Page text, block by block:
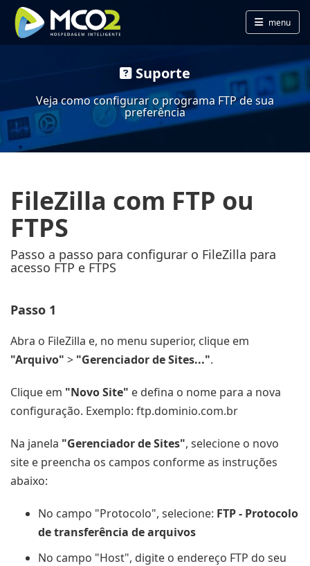
menu
Suporte
Veja como configurar o programa FTP de sua
preferência
FileZilla com FTP ou
FTPS
Passo a passo para configurar o FileZilla para
acesso FTP e FTPS
Passo 1
Abra o FileZilla e, no menu superior, clique em
"Arquivo" > "Gerenciador de Sites...".
Clique em "Novo Site" e defina o nome para a nova
configuração. Exemplo: ftp.dominio.com.br
Na janela "Gerenciador de Sites", selecione o novo
site e preencha os campos conforme as instruções
abaixo:
No campo "Protocolo", selecione: FTP - Protocolo
de transferência de arquivos
No campo "Host", digite o endereço FTP do seu